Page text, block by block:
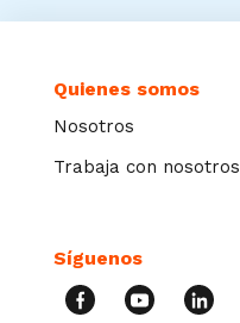
Quienes somos
Nosotros
Trabaja con nosotros
Síguenos